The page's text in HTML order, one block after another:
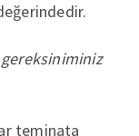
teminata